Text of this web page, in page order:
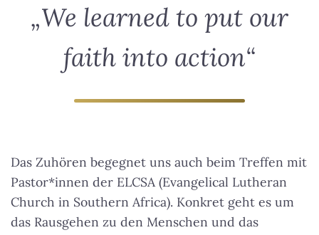
„We learned to put our
faith into action“
Das Zuhören begegnet uns auch beim Treffen mit
Pastor*innen der ELCSA (Evangelical Lutheran
Church in Southern Africa). Konkret geht es um
das Rausgehen zu den Menschen und das